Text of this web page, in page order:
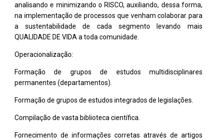
analisando e minimizando o RISCO, auxiliando, dessa forma,
na implementação de processos que venham colaborar para
a sustentabilidade de cada segmento levando mais
QUALIDADE DE VIDA a toda comunidade.
Operacionalização:
Formação de grupos de estudos multidisciplinares
permanentes (departamentos).
Formação de grupos de estudos integrados de legislações.
Compilação de vasta biblioteca científica.
Fornecimento de informações corretas através de artigos